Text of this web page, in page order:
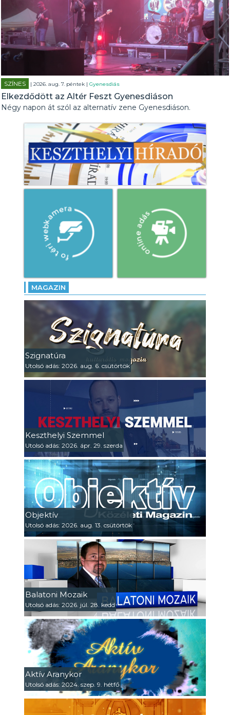
SZÍNES | 2026. aug. 7. péntek |Gyenesdiás
Elkezdődött az Altér Feszt Gyenesdiáson
Négy napon át szól az alternatív zene Gyenesdiáson.
MAGAZIN
Szignatúra
Utolsó adás: 2026. aug. 6. csütörtök
Keszthelyi Szemmel
Utolsó adás: 2026. ápr. 29. szerda
Objektív
Utolsó adás: 2026. aug. 13. csütörtök
Balatoni Mozaik
Utolsó adás: 2026. júl. 28. kedd
Aktív Aranykor
Utolsó adás: 2024. szep. 9. hétfő